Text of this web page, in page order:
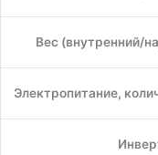
Вес (внутренний/
Электропитание,